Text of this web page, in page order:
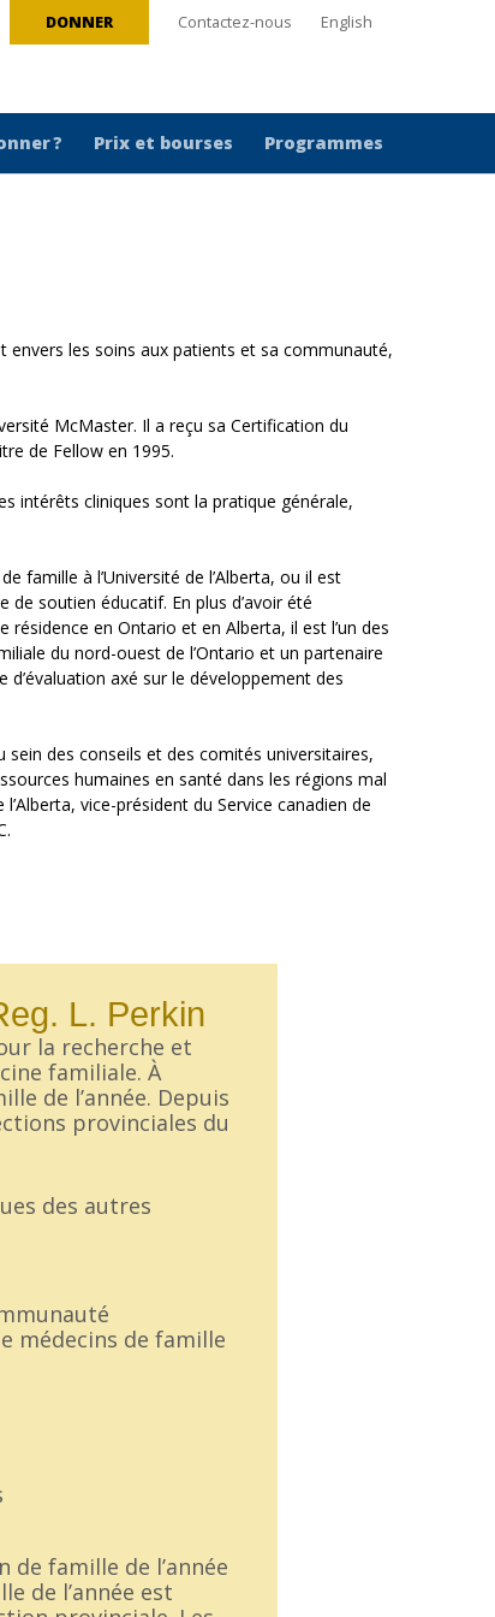
DONNER Contactez-nous English
? Prix et bourses Programmes
les soins aux patients et sa communauté,
McMaster. Il a reçu sa Certification du
de Fellow en 1995.
intérêts cliniques sont la pratique générale,
famille à l’Université de l’Alberta, ou il est
soutien éducatif. En plus d’avoir été
en Ontario et en Alberta, il est l’un des
du nord-ouest de l’Ontario et un partenaire
axé sur le développement des
des conseils et des comités universitaires,
humaines en santé dans les régions mal
vice-président du Service canadien de
L. Perkin
la recherche et
familiale. À
de l’année. Depuis
provinciales du
des autres
médecins de famille
de famille de l’année
de l’année est